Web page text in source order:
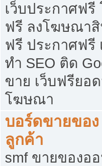
เว็บประกาศฟ
ฟรี ลงโฆษณา
ฟรี ประกาศฟรี
ทำ SEO ติด
ขาย เว็บฟรียอ
โฆษณา
บอร์ดขายของ
ลูกค้า
smf ขายของอ